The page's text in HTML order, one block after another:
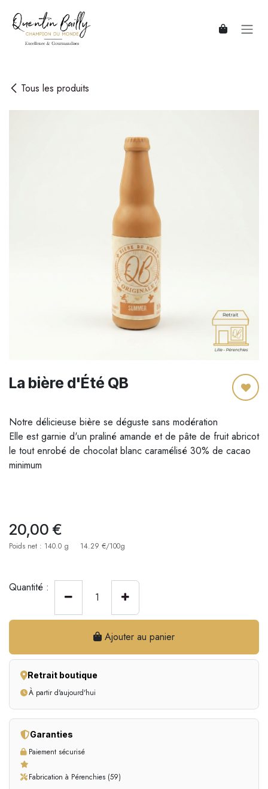
Tous les produits
La bière d'Été QB
Notre délicieuse bière se déguste sans modération
Elle est garnie d'un praliné amande et de pâte de fruit abricot
le tout enrobé de chocolat blanc caramélisé 30% de cacao
minimum
20,00 €
Poids net : 140.0 g 14.29 €/100g
Quantité :
Ajouter au panier
Retrait boutique
À partir d'aujourd'hui
Garanties
Paiement sécurisé
Fabrication à Pérenchies (59)